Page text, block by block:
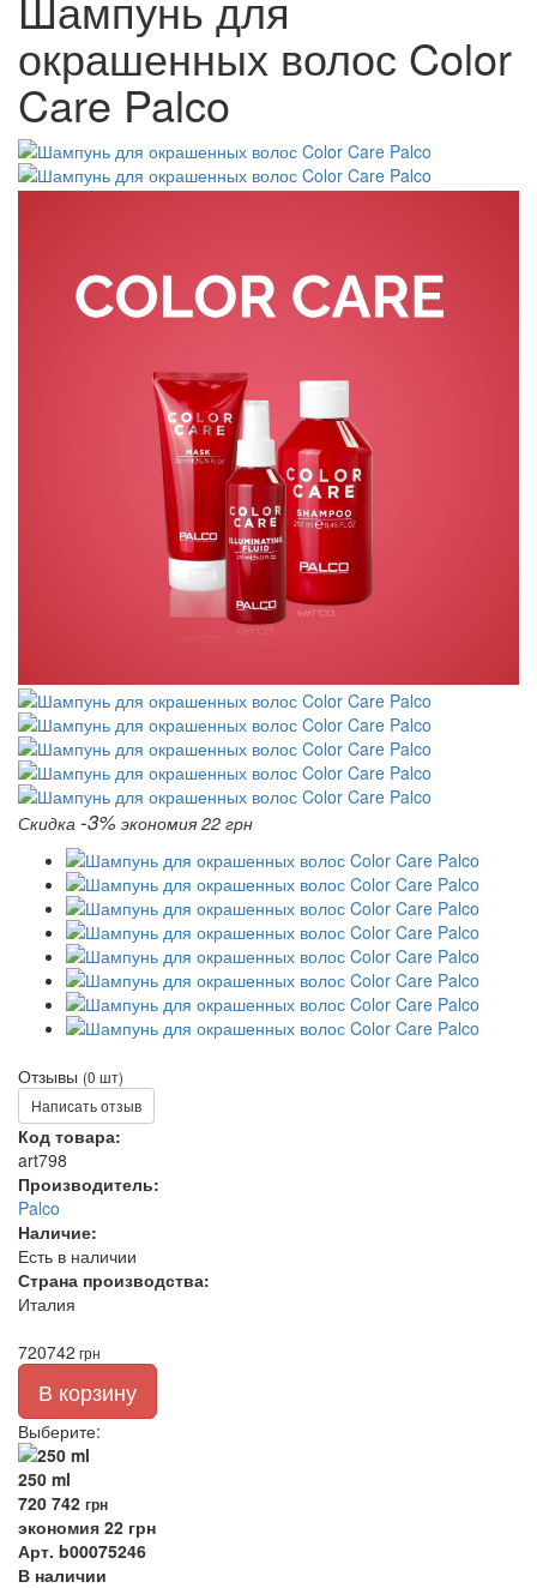
окрашенных волос Color
Care Palco
Скидка -3% экономия 22 грн
Отзывы (0 шт)
Написать отзыв
Код товара:
art798
Производитель:
Palco
Наличие:
Есть в наличии
Страна производства:
Италия
720742 грн
В корзину
Выберите:
250 ml
720 742 грн
экономия 22 грн
Арт. b00075246
В наличии